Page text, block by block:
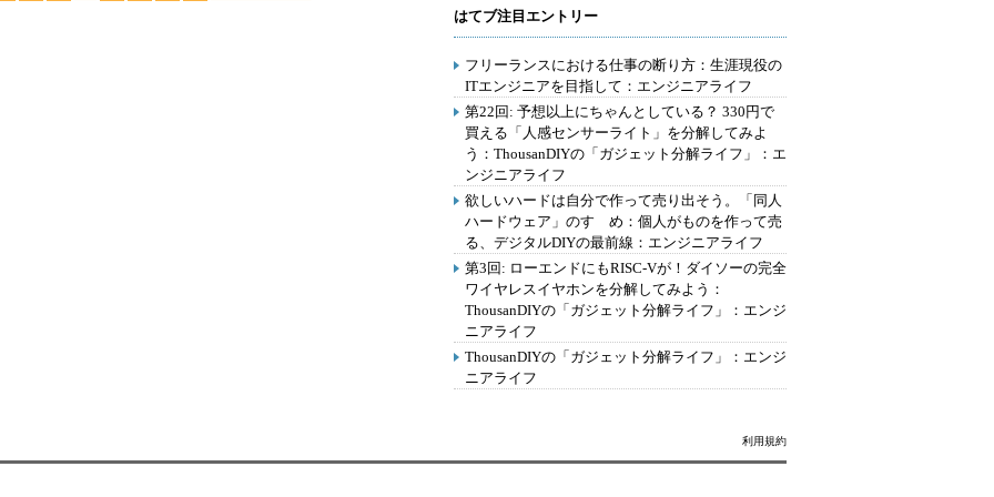
はてブ注目エントリー
フリーランスにおける仕事の断り方：生涯現役の
ITエンジニアを目指して：エンジニアライフ
第22回: 予想以上にちゃんとしている？ 330円で
買える「人感センサーライト」を分解してみよ
う：ThousanDIYの「ガジェット分解ライフ」：エ
ンジニアライフ
欲しいハードは自分で作って売り出そう。「同人
ハードウェア」のすゝめ：個人がものを作って売
る、デジタルDIYの最前線：エンジニアライフ
第3回: ローエンドにもRISC-Vが！ダイソーの完全
ワイヤレスイヤホンを分解してみよう：
ThousanDIYの「ガジェット分解ライフ」：エンジ
ニアライフ
ThousanDIYの「ガジェット分解ライフ」：エンジ
ニアライフ
利用規約